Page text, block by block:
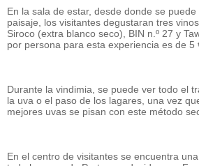
En la sala de estar, desde donde se
paisaje, los visitantes degustaran tres
Siroco (extra blanco seco), BIN n.º 27 y
por persona para esta experiencia es de 5
Durante la vindimia, se puede ver todo el
la uva o el paso de los lagares, una vez
mejores uvas se pisan con este método
En el centro de visitantes se encuentra